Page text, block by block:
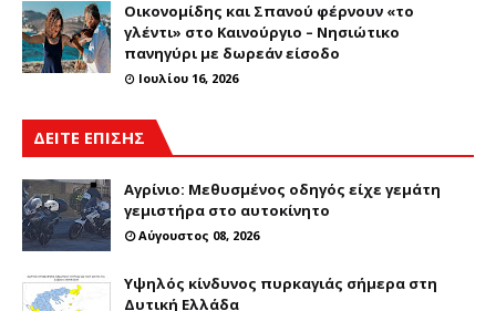
Οικονομίδης και Σπανού φέρνουν «το
γλέντι» στο Καινούργιο – Νησιώτικο
πανηγύρι με δωρεάν είσοδο
Ιουλίου 16, 2026
ΔΕΙΤΕ ΕΠΙΣΗΣ
Αγρίνιο: Μεθυσμένος οδηγός είχε γεμάτη
γεμιστήρα στο αυτοκίνητο
Αύγουστος 08, 2026
Υψηλός κίνδυνος πυρκαγιάς σήμερα στη
Δυτική Ελλάδα